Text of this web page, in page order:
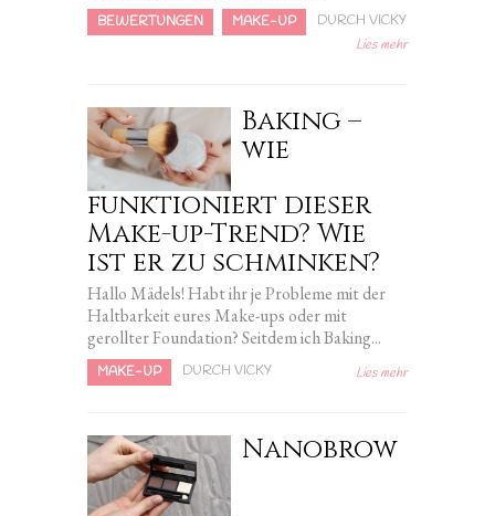
BEWERTUNGEN MAKE-UP
DURCH VICKY
Lies mehr
Baking –
wie
funktioniert dieser
Make-up-Trend? Wie
ist er zu schminken?
Hallo Mädels! Habt ihr je Probleme mit der
Haltbarkeit eures Make-ups oder mit
gerollter Foundation? Seitdem ich Baking...
MAKE-UP DURCH VICKY Lies mehr
Nanobrow